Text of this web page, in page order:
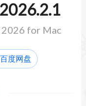
for Mac
百度网盘